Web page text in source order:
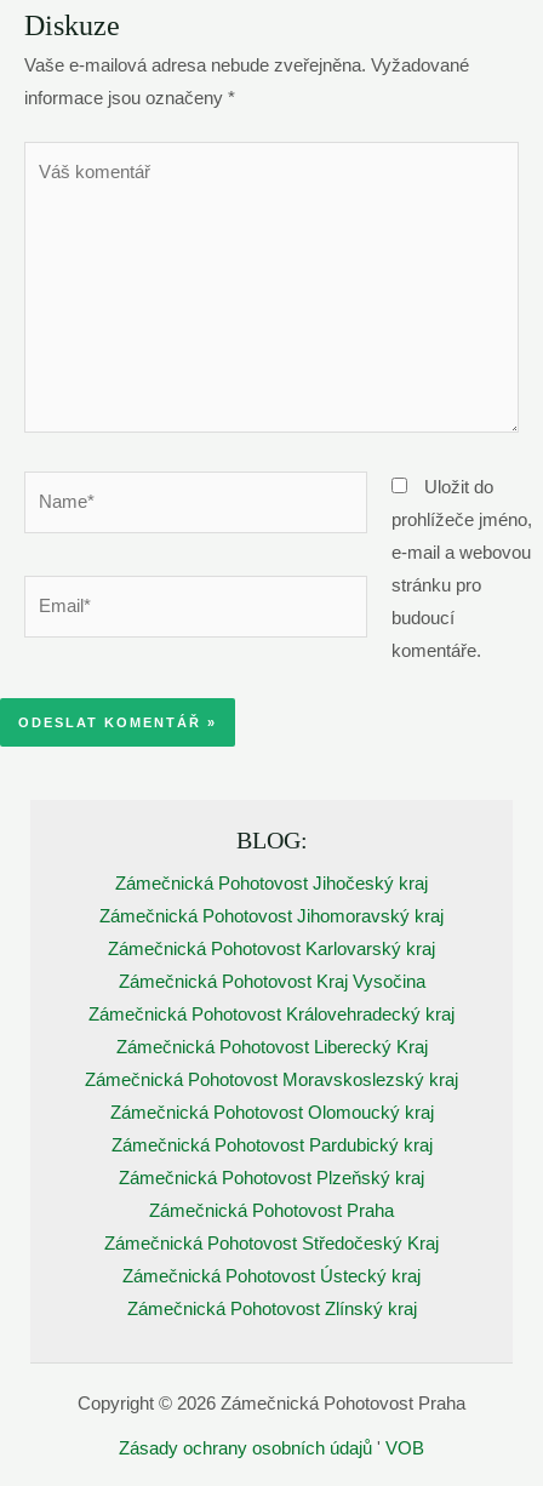
Diskuze
Vaše e-mailová adresa nebude zveřejněna. Vyžadované
informace jsou označeny *
Uložit do
prohlížeče jméno,
e-mail a webovou
stránku pro
budoucí
komentáře.
BLOG:
Zámečnická Pohotovost Jihočeský kraj
Zámečnická Pohotovost Jihomoravský kraj
Zámečnická Pohotovost Karlovarský kraj
Zámečnická Pohotovost Kraj Vysočina
Zámečnická Pohotovost Královehradecký kraj
Zámečnická Pohotovost Liberecký Kraj
Zámečnická Pohotovost Moravskoslezský kraj
Zámečnická Pohotovost Olomoucký kraj
Zámečnická Pohotovost Pardubický kraj
Zámečnická Pohotovost Plzeňský kraj
Zámečnická Pohotovost Praha
Zámečnická Pohotovost Středočeský Kraj
Zámečnická Pohotovost Ústecký kraj
Zámečnická Pohotovost Zlínský kraj
Copyright © 2026 Zámečnická Pohotovost Praha
Zásady ochrany osobních údajů ' VOB